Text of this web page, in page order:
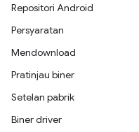
Repositori Android
Persyaratan
Mendownload
Pratinjau biner
Setelan pabrik
Biner driver